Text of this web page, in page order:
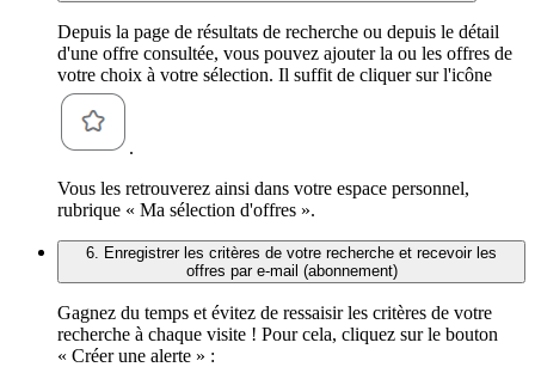
Depuis la page de résultats de recherche ou depuis le détail
d'une offre consultée, vous pouvez ajouter la ou les offres de
votre choix à votre sélection. Il suffit de cliquer sur l'icône
.
Vous les retrouverez ainsi dans votre espace personnel,
rubrique « Ma sélection d'offres ».
6. Enregistrer les critères de votre recherche et recevoir les
offres par e-mail (abonnement)
Gagnez du temps et évitez de ressaisir les critères de votre
recherche à chaque visite ! Pour cela, cliquez sur le bouton
« Créer une alerte » :